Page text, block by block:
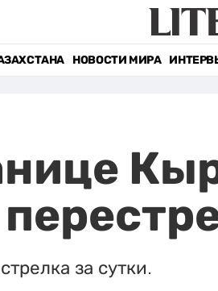
НОВОСТИ МИРА
за сутки.